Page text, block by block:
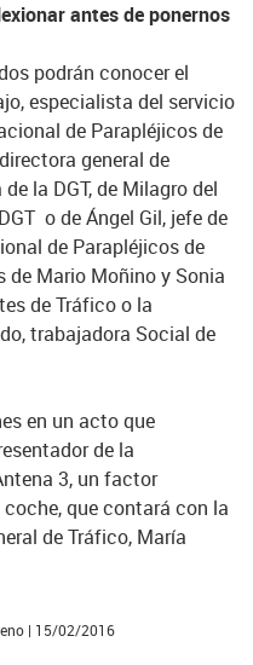
antes de ponernos
podrán conocer el
especialista del servicio
de Parapléjicos de
general de
la DGT, de Milagro del
o de Ángel Gil, jefe de
de Parapléjicos de
de Mario Moñino y Sonia
de Tráfico o la
trabajadora Social de
en un acto que
de la
3, un factor
que contará con la
de Tráfico, María
| 15/02/2016